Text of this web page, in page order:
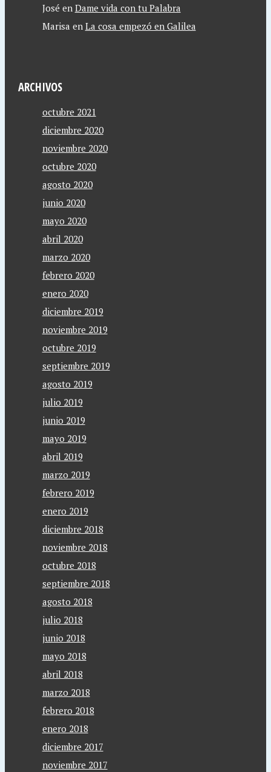
José en Dame vida con tu Palabra
Marisa en La cosa empezó en Galilea
ARCHIVOS
octubre 2021
diciembre 2020
noviembre 2020
octubre 2020
agosto 2020
junio 2020
mayo 2020
abril 2020
marzo 2020
febrero 2020
enero 2020
diciembre 2019
noviembre 2019
octubre 2019
septiembre 2019
agosto 2019
julio 2019
junio 2019
mayo 2019
abril 2019
marzo 2019
febrero 2019
enero 2019
diciembre 2018
noviembre 2018
octubre 2018
septiembre 2018
agosto 2018
julio 2018
junio 2018
mayo 2018
abril 2018
marzo 2018
febrero 2018
enero 2018
diciembre 2017
noviembre 2017